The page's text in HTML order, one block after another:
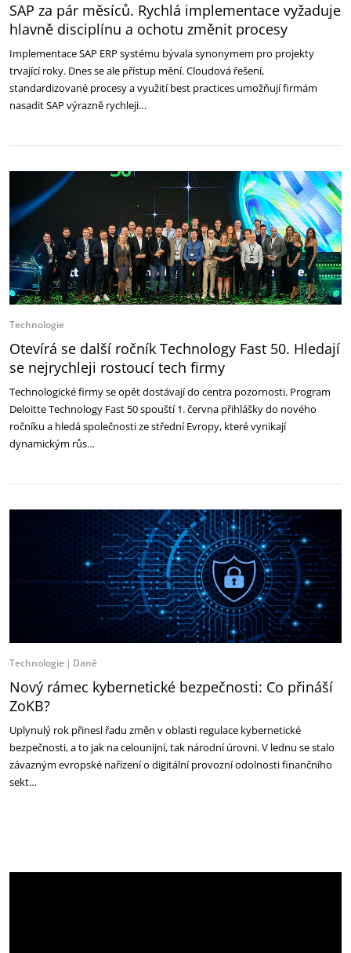
SAP za pár měsíců. Rychlá implementace vyžaduje
hlavně disciplínu a ochotu změnit procesy
Implementace SAP ERP systému bývala synonymem pro projekty
trvající roky. Dnes se ale přístup mění. Cloudová řešení,
standardizované procesy a využití best practices umožňují firmám
nasadit SAP výrazně rychleji…
Technologie
Otevírá se další ročník Technology Fast 50. Hledají
se nejrychleji rostoucí tech firmy
Technologické firmy se opět dostávají do centra pozornosti. Program
Deloitte Technology Fast 50 spouští 1. června přihlášky do nového
ročníku a hledá společnosti ze střední Evropy, které vynikají
dynamickým růs…
Technologie Daně
Nový rámec kybernetické bezpečnosti: Co přináší
ZoKB?
Uplynulý rok přinesl řadu změn v oblasti regulace kybernetické
bezpečnosti, a to jak na celounijní, tak národní úrovni. V lednu se stalo
závazným evropské nařízení o digitální provozní odolnosti finančního
sekt…